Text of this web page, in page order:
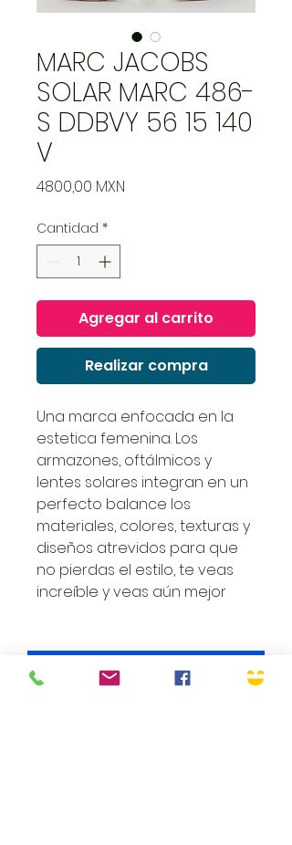
MARC JACOBS
SOLAR MARC 486-
S DDBVY 56 15 140
V
4800,00 MXN
Cantidad *
Agregar al carrito
Realizar compra
Una marca enfocada en la
estetica femenina. Los
armazones, oftálmicos y
lentes solares integran en un
perfecto balance los
materiales, colores, texturas y
diseños atrevidos para que
no pierdas el estilo, te veas
increíble y veas aún mejor
Siguenos